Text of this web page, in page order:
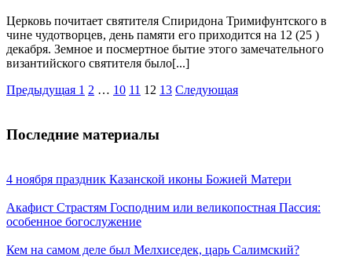
Церковь почитает святителя Спиридона Тримифунтского в
чине чудотворцев, день памяти его приходится на 12 (25 )
декабря. Земное и посмертное бытие этого замечательного
византийского святителя было[...]
Навигация
записям
Предыдущая 1 2 … 10 11 12 13 Следующая
Последние материалы
4 ноября праздник Казанской иконы Божией Матери
Акафист Страстям Господним или великопостная Пассия:
особенное богослужение
Кем на самом деле был Мелхиседек, царь Салимский?